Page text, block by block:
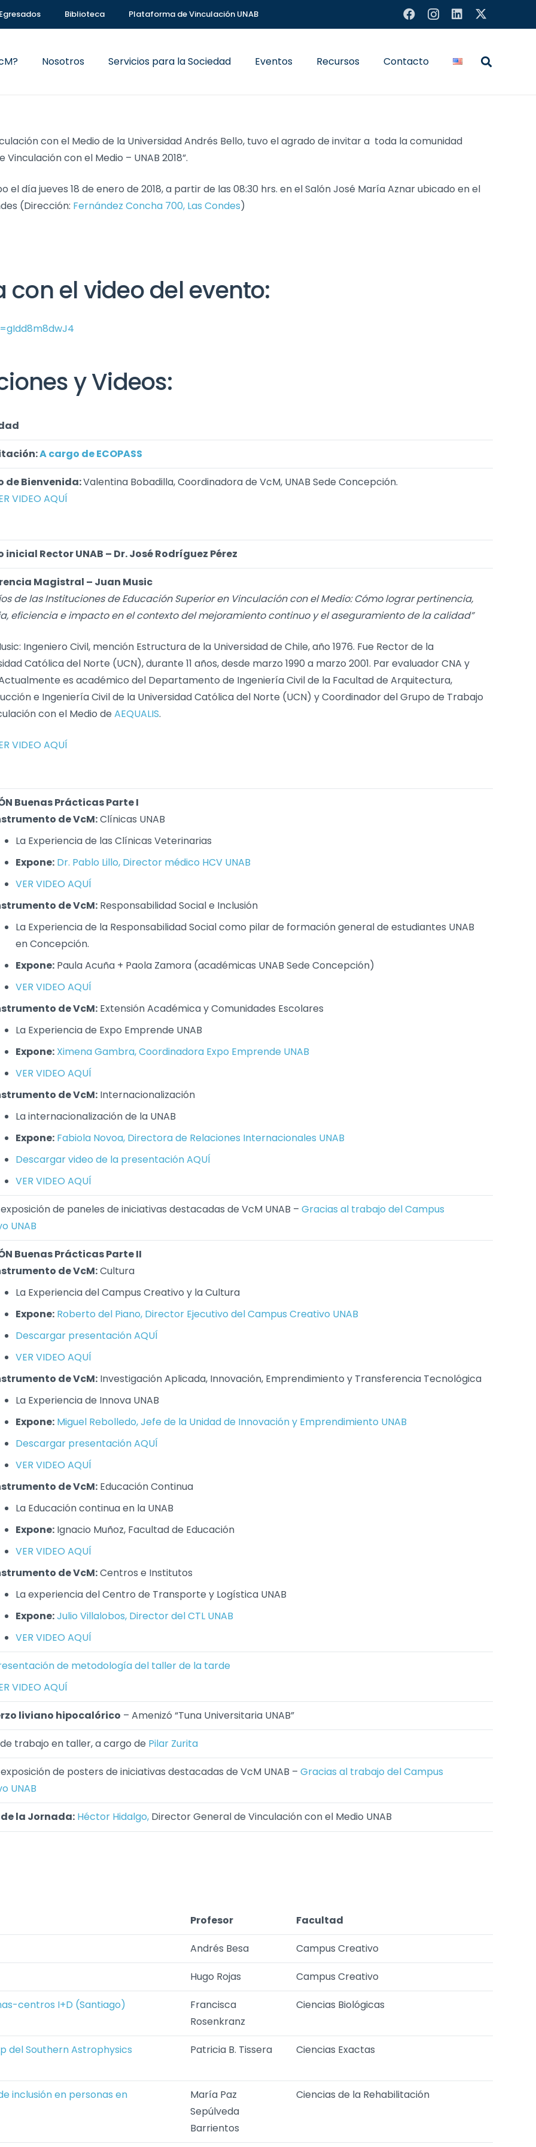
Egresados Biblioteca Plataforma de Vinculación UNAB
Nosotros Servicios para la Sociedad Eventos Recursos Contacto
con el Medio de la Universidad Andrés Bello, tuvo el agrado de invitar a toda la comunidad
con el Medio – UNAB 2018”.
el día jueves 18 de enero de 2018, a partir de las 08:30 hrs. en el Salón José María Aznar ubicado en el
(Dirección: Fernández Concha 700, Las Condes)
con el video del evento:
y Videos:
A cargo de ECOPASS
de Bienvenida:Valentina Bobadilla, Coordinadora de VcM, UNAB Sede Concepción.
VIDEO AQUÍ
inicial Rector UNAB – Dr. José Rodríguez Pérez
Magistral – Juan Music
de las Instituciones de Educación Superior en Vinculación con el Medio: Cómo lograr pertinencia,
eficiencia e impacto en el contexto del mejoramiento continuo y el aseguramiento de la calidad”
Ingeniero Civil, mención Estructura de la Universidad de Chile, año 1976. Fue Rector de la
Católica del Norte (UCN), durante 11 años, desde marzo 1990 a marzo 2001. Par evaluador CNA y
Actualmente es académico del Departamento de Ingeniería Civil de la Facultad de Arquitectura,
e Ingeniería Civil de la Universidad Católica del Norte (UCN) y Coordinador del Grupo de Trabajo
con el Medio de AEQUALIS.
VIDEO AQUÍ
Buenas Prácticas Parte I
de VcM:Clínicas UNAB
La Experiencia de las Clínicas Veterinarias
Expone: Dr. Pablo Lillo, Director médico HCV UNAB
VER VIDEO AQUÍ
de VcM: Responsabilidad Social e Inclusión
La Experiencia de la Responsabilidad Social como pilar de formación general de estudiantes UNAB
en Concepción.
Expone: Paula Acuña + Paola Zamora (académicas UNAB Sede Concepción)
VER VIDEO AQUÍ
de VcM: Extensión Académica y Comunidades Escolares
La Experiencia de Expo Emprende UNAB
Expone: Ximena Gambra, Coordinadora Expo Emprende UNAB
VER VIDEO AQUÍ
de VcM: Internacionalización
La internacionalización de la UNAB
Expone: Fabiola Novoa, Directora de Relaciones Internacionales UNAB
Descargar video de la presentación AQUÍ
VER VIDEO AQUÍ
de paneles de iniciativas destacadas de VcM UNAB – Gracias al trabajo del Campus
UNAB
Buenas Prácticas Parte II
de VcM:Cultura
La Experiencia del Campus Creativo y la Cultura
Expone: Roberto del Piano, Director Ejecutivo del Campus Creativo UNAB
Descargar presentación AQUÍ
VER VIDEO AQUÍ
de VcM: Investigación Aplicada, Innovación, Emprendimiento y Transferencia Tecnológica
La Experiencia de Innova UNAB
Expone: Miguel Rebolledo, Jefe de la Unidad de Innovación y Emprendimiento UNAB
Descargar presentación AQUÍ
VER VIDEO AQUÍ
de VcM: Educación Continua
La Educación continua en la UNAB
Expone: Ignacio Muñoz, Facultad de Educación
VER VIDEO AQUÍ
de VcM:Centros e Institutos
La experiencia del Centro de Transporte y Logística UNAB
Expone:Julio Villalobos, Director del CTL UNAB
VER VIDEO AQUÍ
de metodología del taller de la tarde
VIDEO AQUÍ
liviano hipocalórico – Amenizó “Tuna Universitaria UNAB”
trabajo en taller, a cargo de Pilar Zurita
de posters de iniciativas destacadas de VcM UNAB – Gracias al trabajo del Campus
UNAB
la Jornada: Héctor Hidalgo, Director General de Vinculación con el Medio UNAB
Profesor Facultad
Andrés Besa Campus Creativo
Hugo Rojas Campus Creativo
centros I+D (Santiago)
Francisca
Rosenkranz
Ciencias Biológicas
del Southern Astrophysics
Patricia B. Tissera Ciencias Exactas
inclusión en personas en
María Paz
Sepúlveda
Barrientos
Ciencias de la Rehabilitación